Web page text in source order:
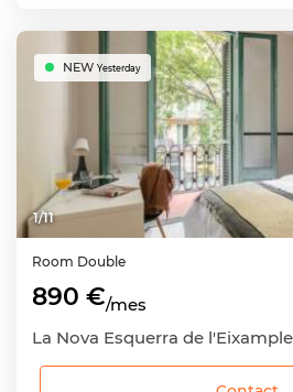
1/11
NEW Yesterday
Room Double
890 €/mes